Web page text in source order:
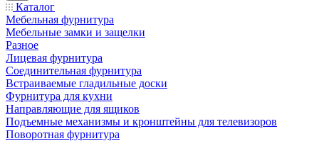
Каталог
Мебельная фурнитура
Мебельные замки и защелки
Разное
Лицевая фурнитура
Соединительная фурнитура
Встраиваемые гладильные доски
Фурнитура для кухни
Направляющие для ящиков
Подъемные механизмы и кронштейны для телевизоров
Поворотная фурнитура